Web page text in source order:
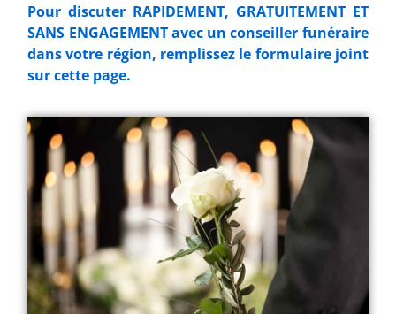
Pour discuter RAPIDEMENT, GRATUITEMENT ET
SANS ENGAGEMENT avec un conseiller funéraire
dans votre région, remplissez le formulaire joint
sur cette page.